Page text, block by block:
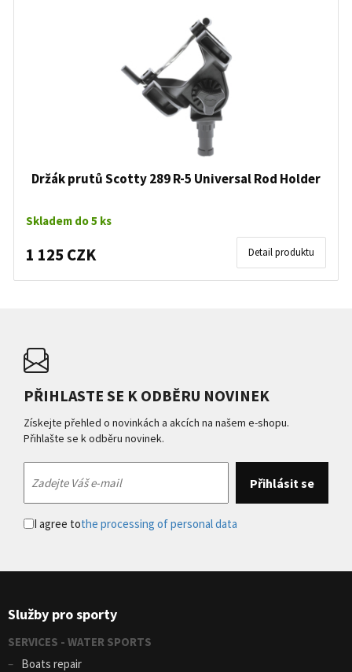
Držák prutů Scotty 289 R-5 Universal Rod Holder
Skladem do 5 ks
1 125 CZK Detail produktu
PŘIHLASTE SE K ODBĚRU NOVINEK
Získejte přehled o novinkách a akcích na našem e-shopu.
Přihlašte se k odběru novinek.
I agree tothe processing of personal data
Služby pro sporty
SERVICES - WATER SPORTS
Boats repair